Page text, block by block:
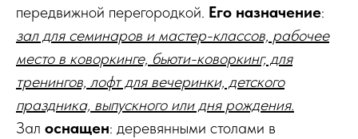
передвижной перегородкой. Его назначение:
зал для семинаров и мастер-классов, рабочее
место в коворкинге, бьюти-коворкинг, для
тренингов, лофт для вечеринки, детского
праздника, выпускного или дня рождения.
Зал оснащен: деревянными столами в